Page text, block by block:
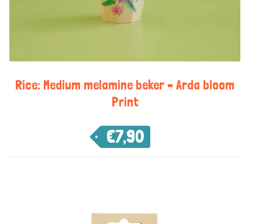
Rice: Medium melamine beker – Arda bloom
Print
€7,90